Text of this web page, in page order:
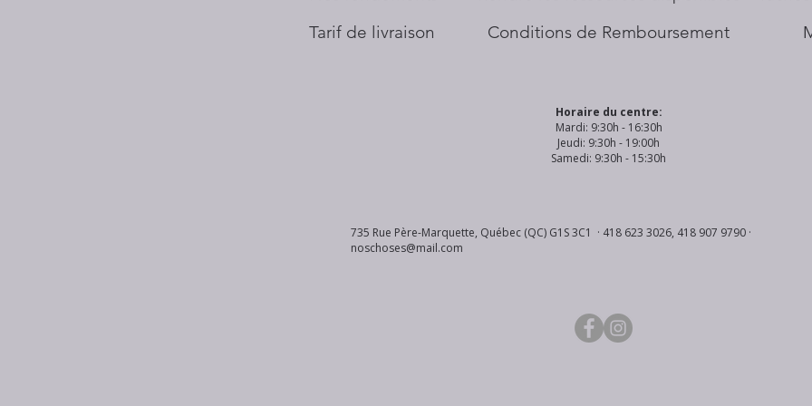
Tarif de livraison
Conditions de Remboursement
Horaire du centre:
Mardi: 9:30h - 16:30h
Jeudi: 9:30h - 19:00h
Samedi: 9:30h - 15:30h
735 Rue Père-Marquette, Québec (QC) G1S 3C1 · 418 623 3026, 418 907 9790 ·
noschoses@mail.com